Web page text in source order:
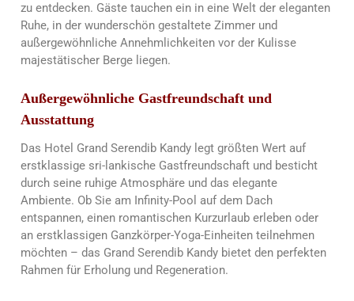
zu entdecken. Gäste tauchen ein in eine Welt der eleganten
Ruhe, in der wunderschön gestaltete Zimmer und
außergewöhnliche Annehmlichkeiten vor der Kulisse
majestätischer Berge liegen.
Außergewöhnliche Gastfreundschaft und
Ausstattung
Das Hotel Grand Serendib Kandy legt größten Wert auf
erstklassige sri-lankische Gastfreundschaft und besticht
durch seine ruhige Atmosphäre und das elegante
Ambiente. Ob Sie am Infinity-Pool auf dem Dach
entspannen, einen romantischen Kurzurlaub erleben oder
an erstklassigen Ganzkörper-Yoga-Einheiten teilnehmen
möchten – das Grand Serendib Kandy bietet den perfekten
Rahmen für Erholung und Regeneration.